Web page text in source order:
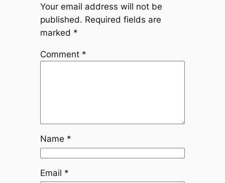
Your email address will not be
published. Required fields are
marked *
Comment *
Name *
Email *